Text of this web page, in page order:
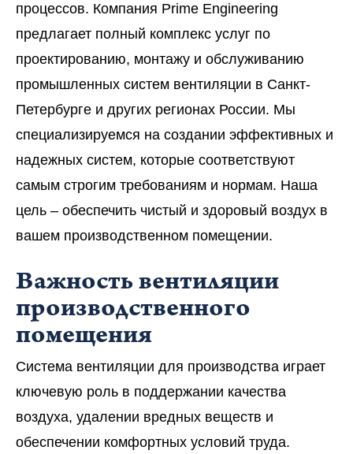
процессов. Компания Prime Engineering
предлагает полный комплекс услуг по
проектированию, монтажу и обслуживанию
промышленных систем вентиляции в Санкт-
Петербурге и других регионах России. Мы
специализируемся на создании эффективных и
надежных систем, которые соответствуют
самым строгим требованиям и нормам. Наша
цель – обеспечить чистый и здоровый воздух в
вашем производственном помещении.
Важность вентиляции
производственного
помещения
Система вентиляции для производства играет
ключевую роль в поддержании качества
воздуха, удалении вредных веществ и
обеспечении комфортных условий труда.